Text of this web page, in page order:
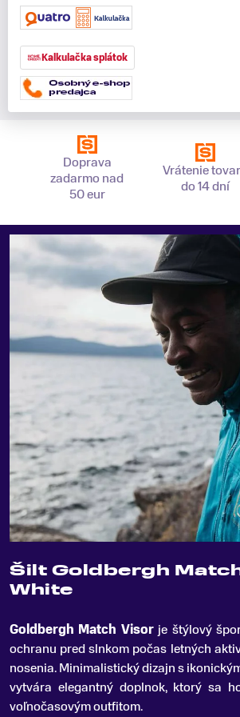
Kalkulačka splátok
Doprava
zadarmo nad
50 eur
Vrátenie
do 14 dní
Šilt Goldbergh
White
Goldbergh Match Visorje štýlový
ochranu pred slnkom počas letných
nosenia.Minimalistický dizajn s
vytvára elegantný doplnok, ktorý sa
voľnočasovým outfitom.